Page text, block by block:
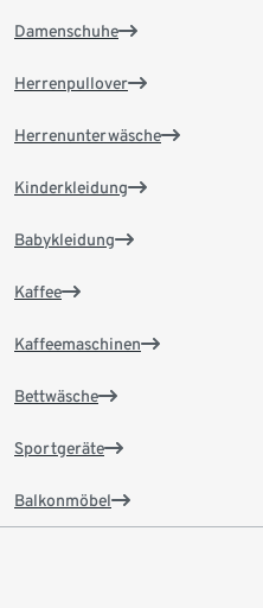
Damenschuhe
Herrenpullover
Herrenunterwäsche
Kinderkleidung
Babykleidung
Kaffee
Kaffeemaschinen
Bettwäsche
Sportgeräte
Balkonmöbel